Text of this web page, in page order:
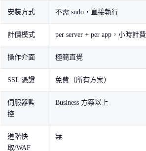
安裝方式 不需 sudo，直接執行
計價模式 per server + per app，小時計費
操作介面 極簡直覺
SSL 憑證 免費（所有方案）
伺服器監
控
Business 方案以上
進階快
取/WAF
無